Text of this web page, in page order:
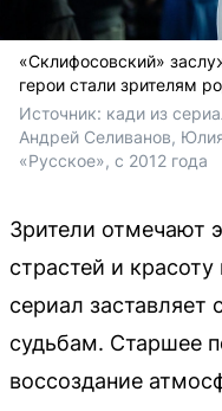
«Склифосовский»
герои стали зрителям
Источник: кади из
Андрей Селиванов,
«Русское», с 2012 года
Зрители отмечают
страстей и
сериал заставляет
судьбам. Старшее
воссоздание